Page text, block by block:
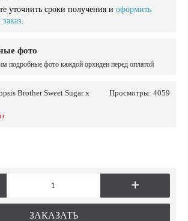
уточнить сроки получения и оформить
фото
подробные фото каждой орхидеи перед оплатой
Просмотры: 4059
Brother Sweet Sugar x
+
ЗАКАЗАТЬ